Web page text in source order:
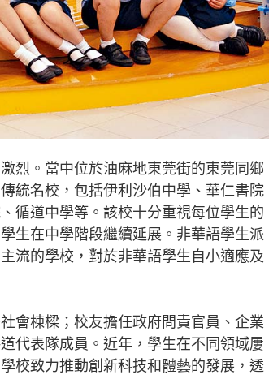
。當中位於油麻地東莞街的東莞同鄉
統名校，包括伊利沙伯中學、華仁書院
循道中學等。該校十分重視每位學生的
生在中學階段繼續延展。非華語學生派
流的學校，對於非華語學生自小適應及
棟樑；校友擔任政府問責官員、企業
代表隊成員。近年，學生在不同領域屢
校致力推動創新科技和體藝的發展，透